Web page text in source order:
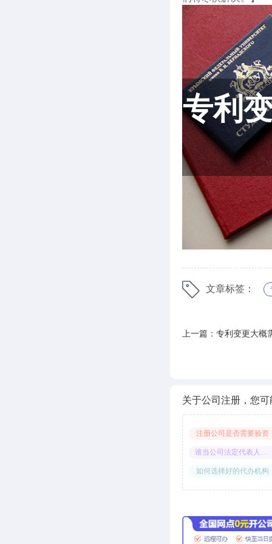
文章标签：
上一篇：专利变更大概
关于公司注册，您
注册公司是否需要验资
如何选择好的代办机构